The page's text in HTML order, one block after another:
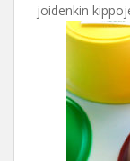
joidenkin